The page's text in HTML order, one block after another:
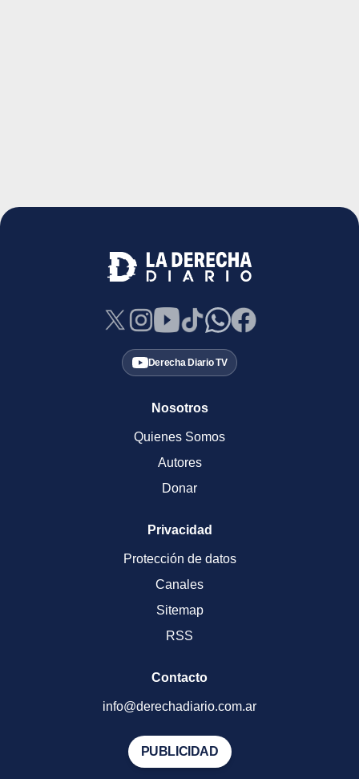
Derecha Diario TV
Nosotros
Quienes Somos
Autores
Donar
Privacidad
Protección de datos
Canales
Sitemap
RSS
Contacto
info@derechadiario.com.ar
PUBLICIDAD